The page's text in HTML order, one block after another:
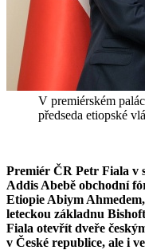
V premiérském
předseda etiopské
Premiér ČR Petr Fiala v
Addis Abebě obchodní
Etiopie Abiym
leteckou základnu
Fiala otevřít dveře
v České republice, ale i